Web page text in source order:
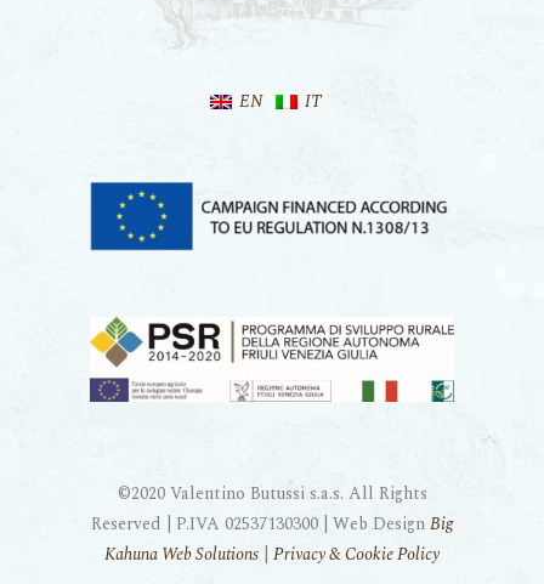
EN IT
©2020 Valentino Butussi s.a.s. All Rights
Reserved | P.IVA 02537130300 | Web DesignBig
Kahuna Web Solutions | Privacy & Cookie Policy